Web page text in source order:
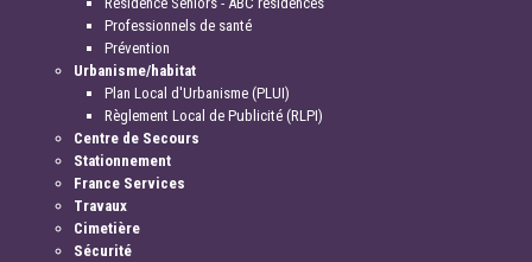
Professionnels de santé
Prévention
Urbanisme/habitat
Plan Local d'Urbanisme (PLUI)
Règlement Local de Publicité (RLPI)
Centre de Secours
Stationnement
France Services
Travaux
Cimetière
Sécurité